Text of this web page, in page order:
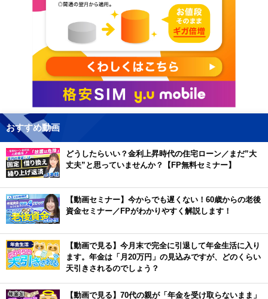
おすすめ動画
どうしたらいい？金利上昇時代の住宅ローン／まだ”大
丈夫”と思っていませんか？【FP無料セミナー】
【動画セミナー】今からでも遅くない！60歳からの老後
資金セミナー／FPがわかりやすく解説します！
【動画で見る】今月末で完全に引退して年金生活に入り
ます。年金は「月20万円」の見込みですが、どのくらい
天引きされるのでしょう？
【動画で見る】70代の親が「年金を受け取らないまま」